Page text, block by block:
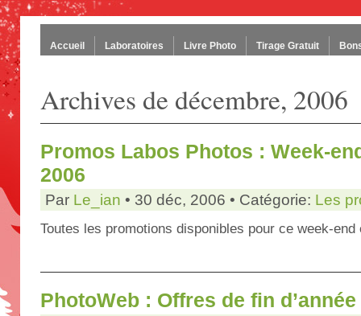
Accueil Laboratoires Livre Photo Tirage Gratuit
Archives de décembre, 2006
Promos Labos Photos : Week-
2006
Par Le_ian • 30 déc, 2006 • Catégorie: Les
Toutes les promotions disponibles pour ce week-
PhotoWeb : Offres de fin d’année